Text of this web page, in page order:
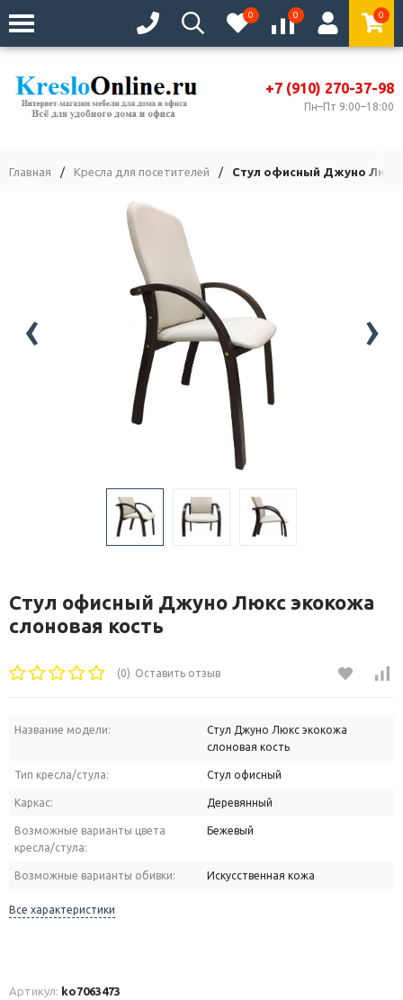
0 0 0
+7 (910) 270-37-98
Пн–Пт 9:00–18:00
Главная / Кресла для посетителей / Стул офисный Джуно Люкс
‹ ›
Стул офисный Джуно Люкс экокожа
слоновая кость
(0) Оставить отзыв
Название модели:
Стул Джуно Люкс экокожа
слоновая кость
Тип кресла/стула: Стул офисный
Каркас: Деревянный
Возможные варианты цвета
кресла/стула:
Бежевый
Возможные варианты обивки: Искусственная кожа
Все характеристики
Артикул: ko7063473